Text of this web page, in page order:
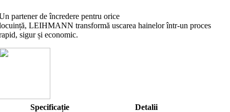
partener de încredere pentru orice
LEIHMANN transformă uscarea hainelor într-un proces
sigur și economic.
Specificație Detalii